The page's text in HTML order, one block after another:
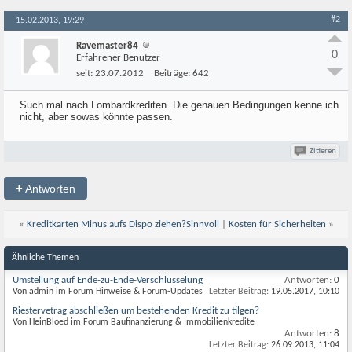
15.02.2013, 19:29 #2
Ravemaster84
Erfahrener Benutzer
seit: 23.07.2012 Beiträge: 642
0
Such mal nach Lombardkrediten. Die genauen Bedingungen kenne ich
nicht, aber sowas könnte passen.
Zitieren
+Antworten
« Kreditkarten Minus aufs Dispo ziehen?Sinnvoll Kosten für Sicherheiten »
Ähnliche Themen
Umstellung auf Ende-zu-Ende-Verschlüsselung
Von admin im Forum Hinweise & Forum-Updates
Antworten: 0
Letzter Beitrag: 19.05.2017, 10:10
Riestervetrag abschließen um bestehenden Kredit zu tilgen?
Von HeinBloed im Forum Baufinanzierung & Immobilienkredite
Antworten: 8
Letzter Beitrag: 26.09.2013, 11:04